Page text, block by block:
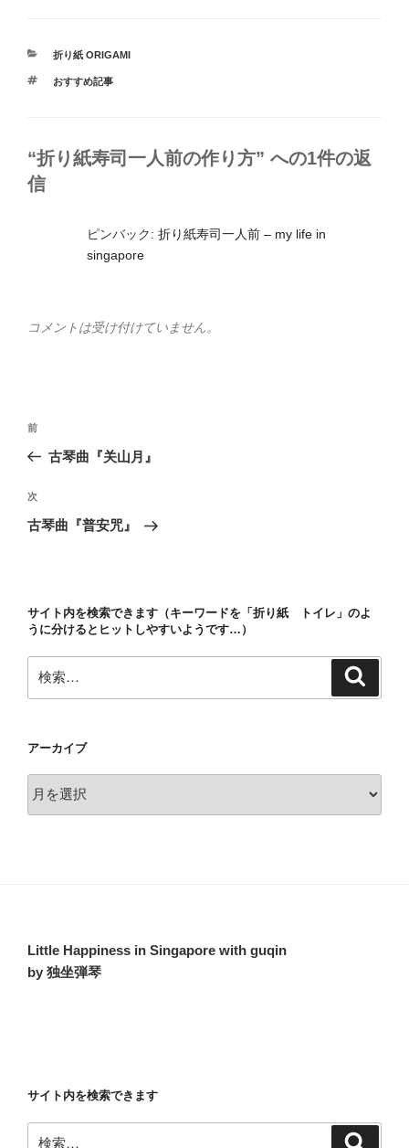
カ
ゴ
折り紙 ORIGAMI
タ
おすすめ記事
“折り紙寿司一人前の作り方” への1件の返
信
ピンバック: 折り紙寿司一人前 – my life in
singapore
コメントは受け付けていません。
投
ビ
ゲ
ン
前
の
稿
前
古琴曲『关山月』
次
の
次
古琴曲『普安咒』
サイト内を検索できます（キーワードを「折り紙 トイレ」のよ
うに分けるとヒットしやすいようです…）
索:
アーカイブ
ー
Little Happiness in Singapore with guqin
by 独坐弾琴
サイト内を検索できます